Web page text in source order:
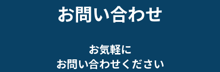
お問い合わせ
お気軽に
お問い合わせください